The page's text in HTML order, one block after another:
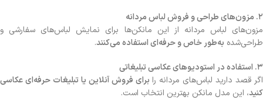
۲. مزون‌های طراحی و فروش لباس مردانه
مزون‌های لباس مردانه از این مانکن‌ها برای نمایش لباس‌های سفارشی و
طراحی‌شده به‌طور خاص و حرفه‌ای استفاده می‌کنند.
۳. استفاده در استودیوهای عکاسی تبلیغاتی
اگر قصد دارید لباس‌های مردانه را برای فروش آنلاین یا تبلیغات حرفه‌ای عکاسی
کنید، این مدل مانکن بهترین انتخاب است.